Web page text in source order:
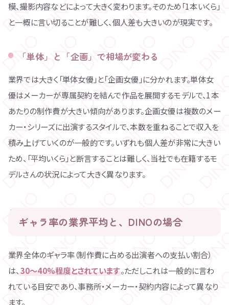
模、撮影内容などによって大きく変わります。そのため「1本いくら」
と一概に言い切ることが難しく、個人差も大きいのが現実です。
「単体」と「企画」で相場が変わる
業界では大きく「単体女優」と「企画女優」に分かれます。単体女
優はメーカーが専属契約を結んで作品を展開するモデルで、1本
あたりの制作費が大きい傾向があります。企画女優は複数のメー
カー・シリーズに出演するスタイルで、本数を重ねることで収入を
積み上げていくのが一般的です。いずれも個人差が非常に大きい
ため、「平均いくら」と断言することは難しく、当社でも在籍するモ
デルさんの状況によって大きく異なります。
ギャラ率の業界平均と、DINOの場合
業界全体のギャラ率（制作費に占める出演者への支払い割合）
は、 30〜40%程度とされています。ただしこれは一般的に言わ
れている目安であり、事務所・メーカー・契約内容によって異なり
ます。